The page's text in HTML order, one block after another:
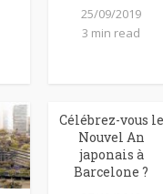
25/09/2019
3 min read
Célébrez-vous le
Nouvel An
japonais à
Barcelone ?